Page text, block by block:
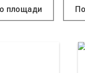
площади